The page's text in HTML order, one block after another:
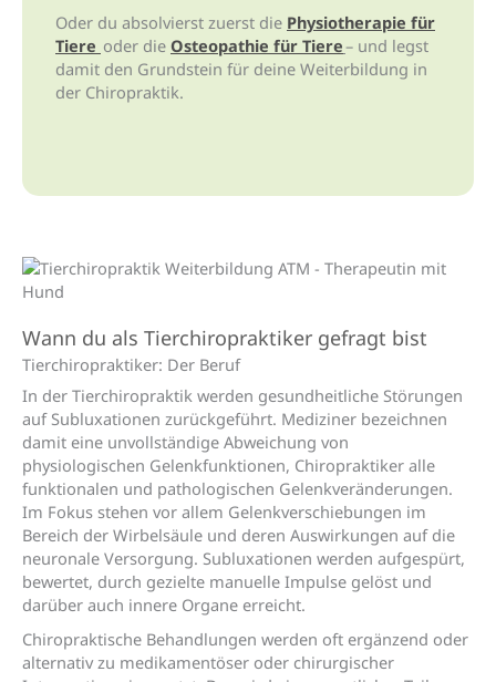
Oder du absolvierst zuerst die Physiotherapie für
Tiere oder die Osteopathie für Tiere– und legst
damit den Grundstein für deine Weiterbildung in
der Chiropraktik.
Wann du als Tierchiropraktiker gefragt bist
Tierchiro­praktiker: Der Beruf
In der Tierchiropraktik werden gesundheitliche Störungen
auf Subluxationen zurückgeführt. Mediziner bezeichnen
damit eine unvollständige Abweichung von
physiologischen Gelenkfunktionen, Chiropraktiker alle
funktionalen und pathologischen Gelenkveränderungen.
Im Fokus stehen vor allem Gelenkverschiebungen im
Bereich der Wirbelsäule und deren Auswirkungen auf die
neuronale Versorgung. Subluxationen werden aufgespürt,
bewertet, durch gezielte manuelle Impulse gelöst und
darüber auch innere Organe erreicht.
Chiropraktische Behandlungen werden oft ergänzend oder
alternativ zu medikamentöser oder chirurgischer